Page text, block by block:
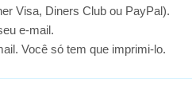
Visa, Diners Club ou PayPal).
e-mail.
Você só tem que imprimi-lo.